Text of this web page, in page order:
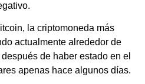
la criptomoneda más
actualmente alrededor de
de haber estado en el
apenas hace algunos días.